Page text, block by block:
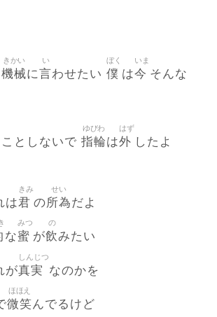
機械
きかい
に言
い
わせたい 僕
ぼく
は今
いま
そんな
としないで 指輪
ゆびわ
は外
はず
したよ
は君
きみ
の所為
せい
だよ
な蜜
みつ
が飲
の
みたい
が真実
しんじつ
なのかを
微笑
ほほえ
んでるけど